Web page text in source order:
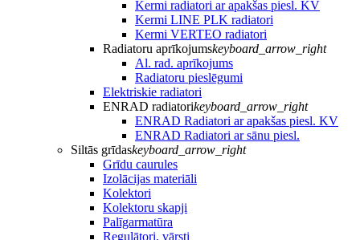
Kermi radiatori ar apakšas piesl. KV
Kermi LINE PLK radiatori
Kermi VERTEO radiatori
Radiatoru aprīkojumskeyboard_arrow_right
Al. rad. aprīkojums
Radiatoru pieslēgumi
Elektriskie radiatori
ENRAD radiatorikeyboard_arrow_right
ENRAD Radiatori ar apakšas piesl. KV
ENRAD Radiatori ar sānu piesl.
Siltās grīdaskeyboard_arrow_right
Grīdu caurules
Izolācijas materiāli
Kolektori
Kolektoru skapji
Palīgarmatūra
Regulātori, vārsti